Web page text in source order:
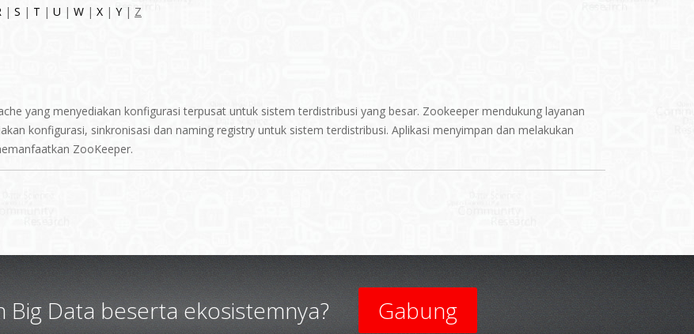
| S | T | U | W | X | Y| Z
yang menyediakan konfigurasi terpusat untuk sistem terdistribusi yang besar. Zookeeper mendukung layanan
konfigurasi, sinkronisasi dan naming registry untuk sistem terdistribusi. Aplikasi menyimpan dan melakukan
ZooKeeper.
Big Data beserta ekosistemnya? Gabung